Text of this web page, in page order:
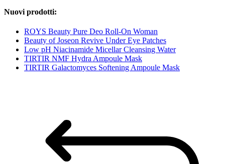
Nuovi prodotti:
ROYS Beauty Pure Deo Roll-On Woman
Beauty of Joseon Revive Under Eye Patches
Low pH Niacinamide Micellar Cleansing Water
TIRTIR NMF Hydra Ampoule Mask
TIRTIR Galactomyces Softening Ampoule Mask